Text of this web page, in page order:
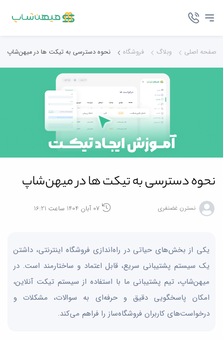
صفحه اصلی وبلاگ فروشگاه نحوه دسترسی به تیکت‌ ها در میهن‌شاپ
نحوه دسترسی به تیکت‌ ها در میهن‌شاپ
نسترن غضنفری 07 آبان 1404 ساعت 16:21
یکی از بخش‌های حیاتی در راه‌اندازی فروشگاه اینترنتی، داشتن
یک سیستم پشتیبانی سریع، قابل اعتماد و ساختارمند است. در
میهن‌شاپ، تیم پشتیبانی ما با استفاده از سیستم تیکت آنلاین،
امکان پاسخگویی دقیق و حرفه‌ای به سوالات، مشکلات و
درخواست‌های کاربران فروشگاه‌ساز را فراهم می‌کند.